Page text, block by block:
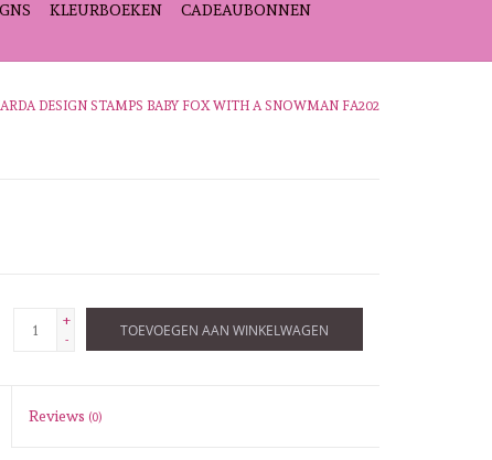
KLEURBOEKEN CADEAUBONNEN
DESIGN STAMPS BABY FOX WITH A SNOWMAN FA202
+
-
TOEVOEGEN AAN WINKELWAGEN
Reviews (0)